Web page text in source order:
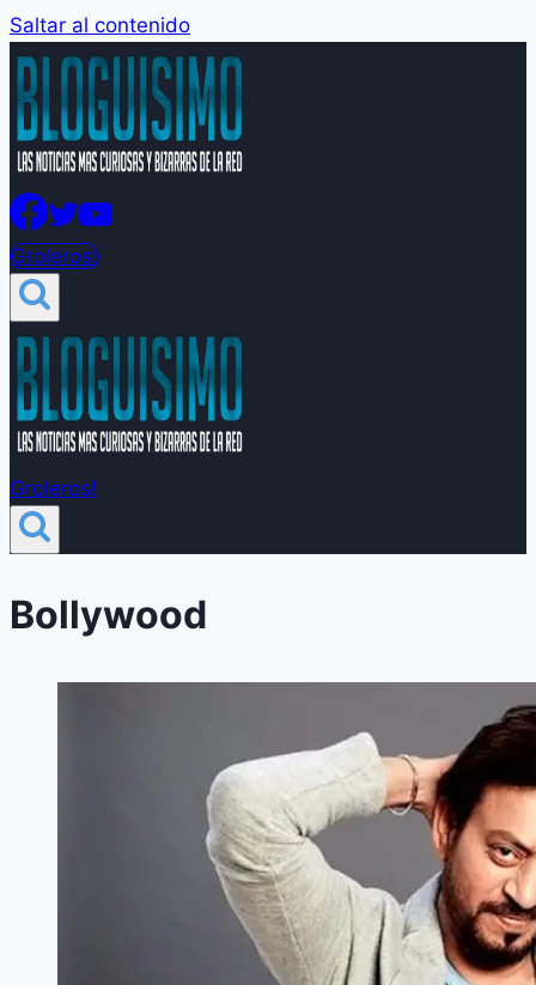
Saltar al contenido
Groleros!
Groleros!
Bollywood